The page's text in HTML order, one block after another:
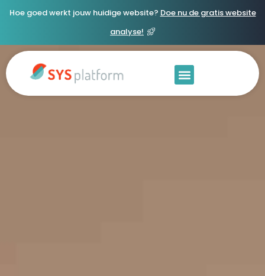
Hoe goed werkt jouw huidige website? Doe nu de gratis website
analyse!